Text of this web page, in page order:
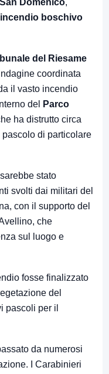
Domenico,
incendio boschivo
del Riesame
coordinata
il vasto incendio
del
Parco
ha distrutto circa
pascolo di particolare
stato
svolti dai militari del
con il supporto del
che
sul luogo e
fosse finalizzato
del
pascoli per il
da numerosi
I Carabinieri